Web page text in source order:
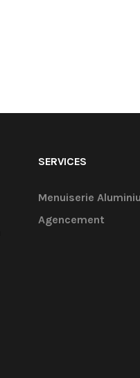
SERVICES
Menuiserie
Agencement